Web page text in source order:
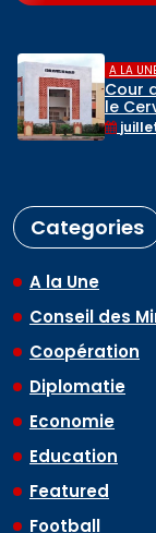
A LA UNE ,
Cour
le
et de
juillet
Categories
A la Une
Conseil des
Coopération
Diplomatie
Economie
Education
Featured
Football